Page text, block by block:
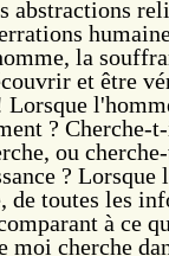
abstractions
la
et être
? Cherche-
ou
? Lorsque
de toutes les
à ce
moi cherche